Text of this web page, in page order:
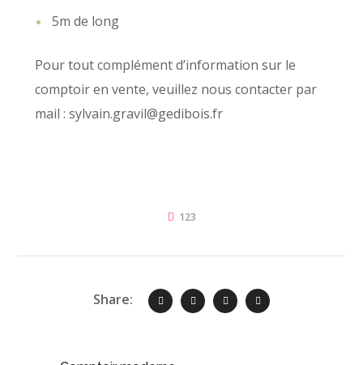
5m de long
Pour tout complément d’information sur le
comptoir en vente, veuillez nous contacter par
mail : sylvain.gravil@gedibois.fr
123
Share: